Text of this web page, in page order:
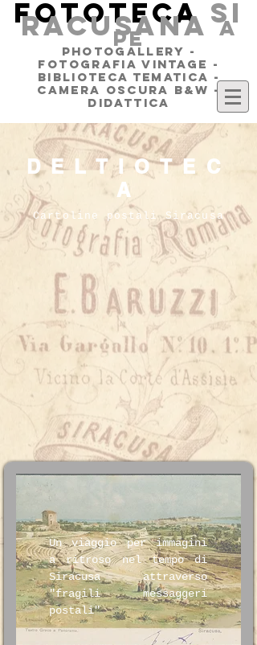
FOTOTECA SI
RACUSANAa
pe
PHOTOGALLERY -
FOTOGRAFIA VINTAGE -
BIBLIOTECA TEMATICA -
CAMERA OSCURA B&W -
DIDATTICA
DELTIOTEC
A
Cartoline postali Siracusa
Un viaggio per immagini
a ritroso nel tempo di
Siracusa attraverso
"fragili messaggeri
postali"